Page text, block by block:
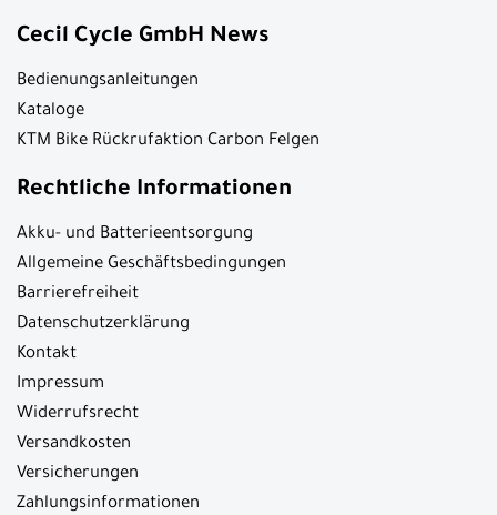
Cecil Cycle GmbH News
Bedienungsanleitungen
Kataloge
KTM Bike Rückrufaktion Carbon Felgen
Rechtliche Informationen
Akku- und Batterieentsorgung
Allgemeine Geschäftsbedingungen
Barrierefreiheit
Datenschutzerklärung
Kontakt
Impressum
Widerrufsrecht
Versandkosten
Versicherungen
Zahlungsinformationen